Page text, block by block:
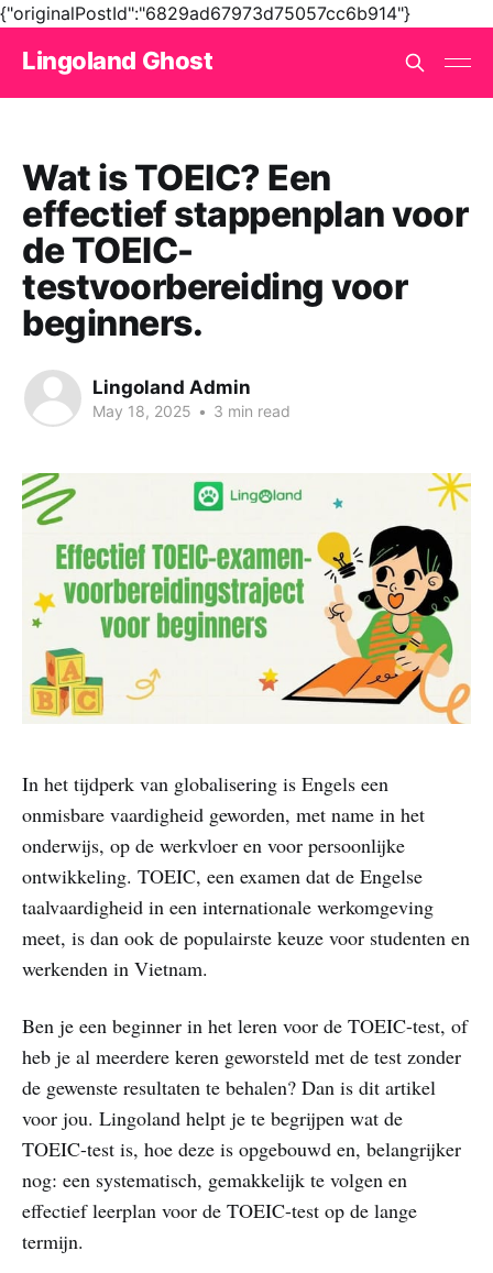
{"originalPostId":"6829ad67973d75057cc6b914"}
Lingoland Ghost
Wat is TOEIC? Een
effectief stappenplan voor
de TOEIC-
testvoorbereiding voor
beginners.
Lingoland Admin
May 18, 2025 • 3 min read
In het tijdperk van globalisering is Engels een
onmisbare vaardigheid geworden, met name in het
onderwijs, op de werkvloer en voor persoonlijke
ontwikkeling. TOEIC, een examen dat de Engelse
taalvaardigheid in een internationale werkomgeving
meet, is dan ook de populairste keuze voor studenten en
werkenden in Vietnam.
Ben je een beginner in het leren voor de TOEIC-test, of
heb je al meerdere keren geworsteld met de test zonder
de gewenste resultaten te behalen? Dan is dit artikel
voor jou. Lingoland helpt je te begrijpen wat de
TOEIC-test is, hoe deze is opgebouwd en, belangrijker
nog: een systematisch, gemakkelijk te volgen en
effectief leerplan voor de TOEIC-test op de lange
termijn.